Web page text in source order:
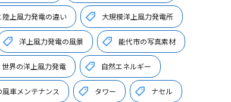
上風力発電の違い 大規模洋上風力発電所
洋上風力発電の風景 能代市の写真素材
世界の洋上風力発電 自然エネルギー
車メンテナンス タワー ナセル